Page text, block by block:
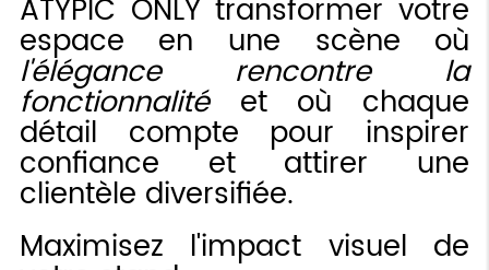
ATYPIC ONLY transformer votre
espace en une scène où
l'élégance rencontre la
fonctionnalitéet où chaque
détail compte pour inspirer
confiance et attirer une
clientèle diversifiée.
Maximisez l'impact visuel de